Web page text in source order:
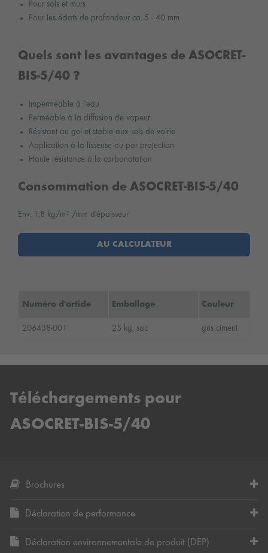
Pour sols et murs
Pour les éclats de profondeur ca. 5 - 40 mm
Quels sont les avantages de ASOCRET-
BIS-5/40 ?
Imperméable à l'eau
Perméable à la diffusion de vapeur
Résistant au gel et stable aux sels de voirie
Application à la lisseuse ou par projection
Haute résistance à la carbonatation
Consommation de ASOCRET-BIS-5/40
Env. 1,8 kg/m² /mm d'épaisseur
AU CALCULATEUR
Numéro d'article Emballage Couleur
206438-001 25 kg, sac gris ciment
Téléchargements pour
ASOCRET-BIS-5/40
Brochures
Déclaration de performance
Déclaration environnementale de produit (DEP)